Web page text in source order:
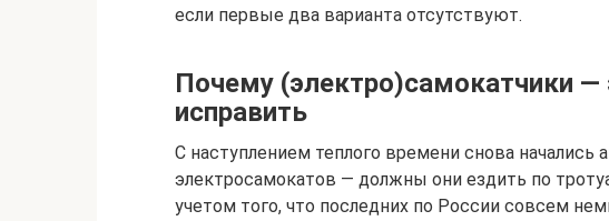
если первые два варианта отсутствуют.
Почему (электро)самокатчики
исправить
С наступлением теплого времени снова начались
электросамокатов — должны они ездить по
учетом того, что последних по России совсем